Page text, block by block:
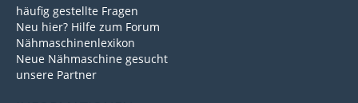
häufig gestellte Fragen
Neu hier? Hilfe zum Forum
Nähmaschinenlexikon
Neue Nähmaschine gesucht
unsere Partner